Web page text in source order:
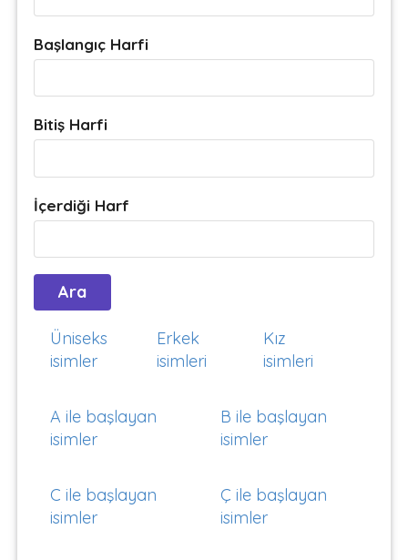
Başlangıç Harfi
Bitiş Harfi
İçerdiği Harf
Üniseks
isimler
Erkek
isimleri
Kız
isimleri
A ile başlayan
isimler
B ile başlayan
isimler
C ile başlayan
isimler
Ç ile başlayan
isimler